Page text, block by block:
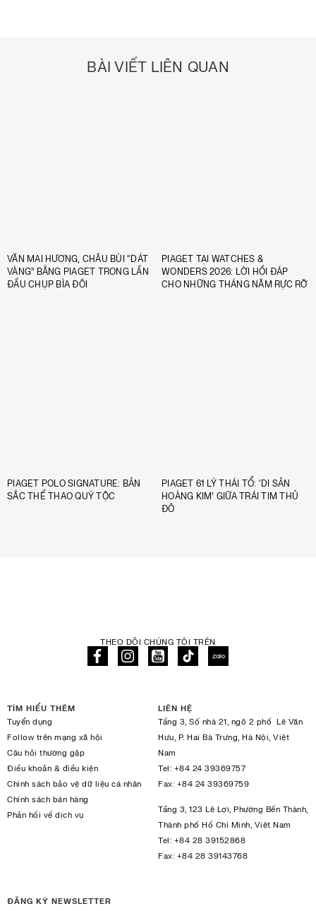
BÀI VIẾT LIÊN QUAN
VĂN MAI HƯƠNG, CHÂU BÙI “DÁT
VÀNG” BẰNG PIAGET TRONG LẦN
ĐẦU CHỤP BÌA ĐÔI
PIAGET TẠI WATCHES &
WONDERS 2026: LỜI HỒI ĐÁP
CHO NHỮNG THÁNG NĂM RỰC RỠ
PIAGET POLO SIGNATURE: BẢN
SẮC THỂ THAO QUÝ TỘC
PIAGET 61 LÝ THÁI TỔ: ‘DI SẢN
HOÀNG KIM’ GIỮA TRÁI TIM THỦ
ĐÔ
THEO DÕI CHÚNG TÔI TRÊN
TÌM HIỂU THÊM
Tuyển dụng
Follow trên mạng xã hội
Câu hỏi thường gặp
Điều khoản & điều kiện
Chính sách bảo vệ dữ liệu cá nhân
Chính sách bán hàng
Phản hồi về dịch vụ
LIÊN HỆ
Tầng 3, Số nhà 21, ngõ 2 phố Lê Văn
Hưu, P. Hai Bà Trưng, Hà Nội, Việt
Nam
Tel: +84 24 39369757
Fax: +84 24 39369759
Tầng 3, 123 Lê Lợi, Phường Bến Thành,
Thành phố Hồ Chí Minh, Việt Nam
Tel: +84 28 39152868
Fax: +84 28 39143768
ĐĂNG KÝ NEWSLETTER